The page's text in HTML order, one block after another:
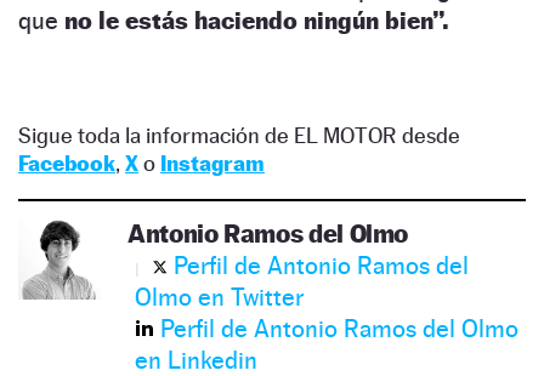
que no le estás haciendo ningún bien”.
Sigue toda la información de EL MOTOR desde
Facebook, Xo Instagram
Antonio Ramos del Olmo
Perfil de Antonio Ramos del
Olmo en Twitter
Perfil de Antonio Ramos del Olmo
en Linkedin